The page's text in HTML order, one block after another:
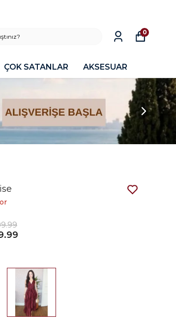
ÇOK SATANLAR AKSESUAR
0